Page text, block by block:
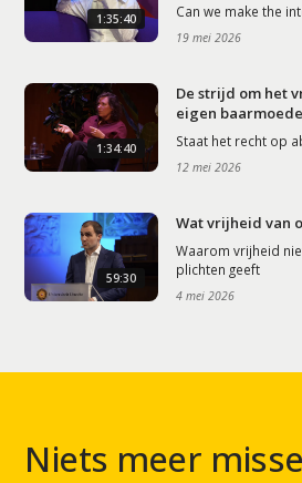
1:35:40 Can we make the
19 mei 2026
1:34:40
De strijd om het
eigen
Staat het recht op
12 mei 2026
59:30
Wat vrijheid van
Waarom vrijheid
plichten geeft
4 mei 2026
Niets meer